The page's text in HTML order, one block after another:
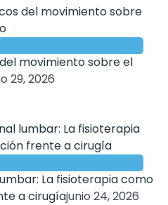
movimiento sobre el
29, 2026
La fisioterapia como
a cirugíajunio 24, 2026